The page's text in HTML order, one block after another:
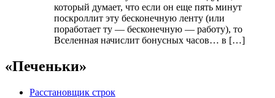
который думает, что если он еще пять минут
поскроллит эту бесконечную ленту (или
поработает ту — бесконечную — работу), то
Вселенная начислит бонусных часов… в […]
«Печеньки»
Расстановщик строк